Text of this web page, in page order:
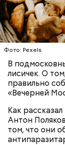
Фото: Pexels
В
лисичек. О
правильно
«Вечерней
Как
Антон
том, что они
При встрече
паниковать,